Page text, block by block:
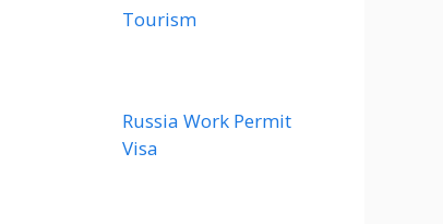
Tourism
Russia Work Permit
Visa